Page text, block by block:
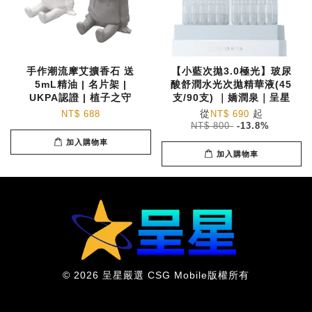
手作潮流摩艾擴香石 送
5mL精油 | 名片架 |
UKPA認證 | 植子之守
NT$ 688
加入購物車
【小藍次拋3.0極光】玻尿
酸舒潤水光次拋精華液(45
支/90支) ｜嬌潤泉｜呈星
從 NT$ 690 起
NT$ 800 -13.8%
加入購物車
© 2026 呈星嚴選 CSG Mobile版權所有